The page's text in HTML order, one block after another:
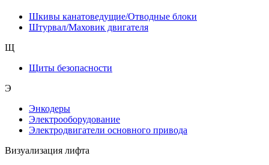
Шкивы канатоведущие/Отводные блоки
Штурвал/Маховик двигателя
Щ
Щиты безопасности
Э
Энкодеры
Электрооборудование
Электродвигатели основного привода
Визуализация лифта